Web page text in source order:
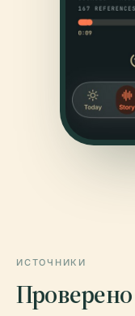
ИСТОЧНИКИ
Проверено